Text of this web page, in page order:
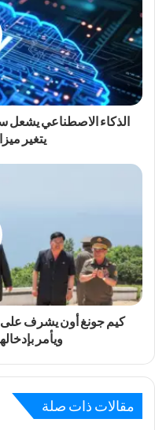
الذكاء الاصطناعي يشعل
يتغير
كيم جونغ أون يشرف على
ويأمر
مقالات ذات صلة